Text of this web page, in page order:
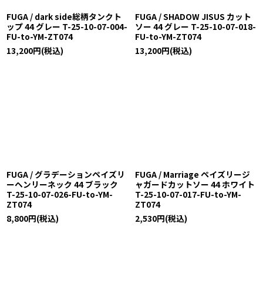
FUGA / dark side総柄タンクト
ップ 44 グレー T-25-10-07-004-
FU-to-YM-ZT074
13,200円(税込)
FUGA / SHADOW JISUS カット
ソー 44 グレー T-25-10-07-018-
FU-to-YM-ZT074
13,200円(税込)
FUGA / グラデーションペイズリ
ーヘンリーネック 44 ブラック
T-25-10-07-026-FU-to-YM-
ZT074
8,800円(税込)
FUGA / Marriage ペイズリージ
ャガードカットソー 44 ホワイト
T-25-10-07-017-FU-to-YM-
ZT074
2,530円(税込)